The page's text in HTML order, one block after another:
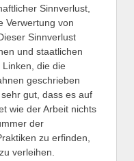
Sinnverlust,
Verwertung von
Sinnverlust
und staatlichen
die die
geschrieben
gut, dass es auf
wie der Arbeit nichts
der
zu erfinden,
verleihen.